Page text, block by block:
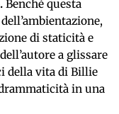
Benché questa
di staticità e
a glissare
della vita di Billie
in una